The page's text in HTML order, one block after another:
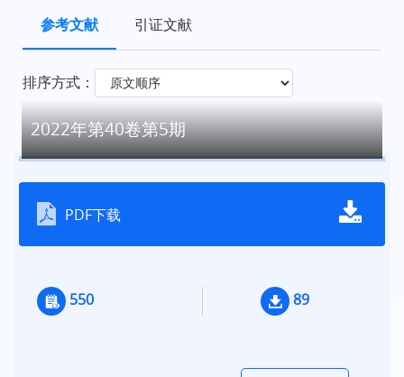
参考文献 引证文献
排序方式：
2022年第40卷第5期
PDF下载
550 89